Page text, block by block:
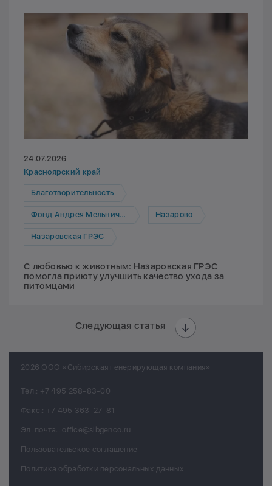
24.07.2026
Красноярский край
Благотворительность
Фонд Андрея Мельниченко Назарово
Назаровская ГРЭС
С любовью к животным: Назаровская ГРЭС
помогла приюту улучшить качество ухода за
питомцами
Следующая статья
2026 ООО «Сибирская генерирующая компания»
Тел.: +7 495 258-83-00
Факс.: +7 495 363-27-81
Эл. почта.: office@sibgenco.ru
Пользовательское соглашение
Политика обработки персональных данных